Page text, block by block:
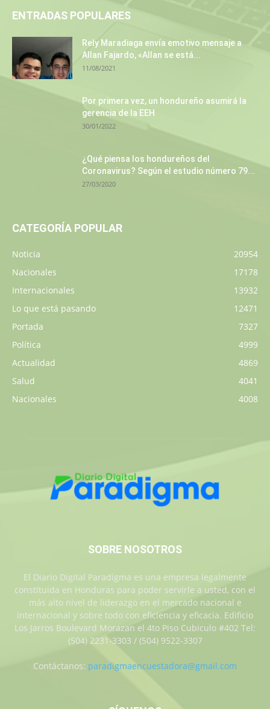
ENTRADAS POPULARES
Rely Maradiaga envía emotivo mensaje a
Allan Fajardo, «Allan se está...
11/08/2021
Por primera vez, un hondureño asumirá la
gerencia de la EEH
30/01/2022
¿Qué piensa los hondureños del
Coronavirus? Según el estudio número 79...
27/03/2020
CATEGORÍA POPULAR
Noticia
20954
Nacionales
17178
Internacionales
13932
Lo que está pasando
12471
Portada
7327
Política
4999
Actualidad
4869
Salud
4041
Nacionales
4008
SOBRE NOSOTROS
El Diario Digital Paradigma es una empresa legalmente
constituida en Honduras para poder servirle a usted, con el
más alto nivel de liderazgo en el mercado nacional e
internacional y sobre todo con eficiencia y eficacia. Edificio
Los Jarros Boulevard Morazan el 4to Piso Cubiculo #402 Tel:
(504) 2231-3303 / (504) 9522-3307
Contáctanos: paradigmaencuestadora@gmail.com